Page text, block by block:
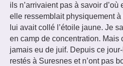
ils n’arrivaient pas à savoir
elle ressemblait physiquement
lui avait collé l’étoile jaune. Je
en camp de concentration. Mais
jamais eu de juif. Depuis ce
restés à Suresnes et n’ont pas